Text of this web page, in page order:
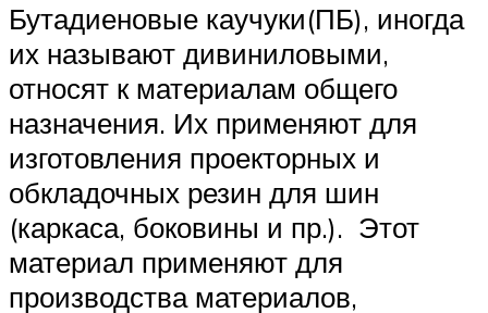
Бутадиеновые каучуки(ПБ), иногда
их называют дивиниловыми,
относят к материалам общего
назначения. Их применяют для
изготовления проекторных и
обкладочных резин для шин
(каркаса, боковины и пр.). Этот
материал применяют для
производства материалов,